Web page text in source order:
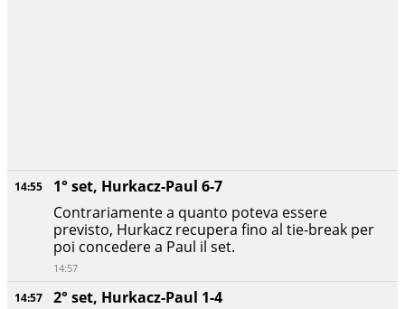
14:57
2° set, Hurkacz-Paul 1-4
14:55
1° set, Hurkacz-Paul 6-7
Contrariamente a quanto poteva essere
previsto, Hurkacz recupera fino al tie-break per
poi concedere a Paul il set.
14:57